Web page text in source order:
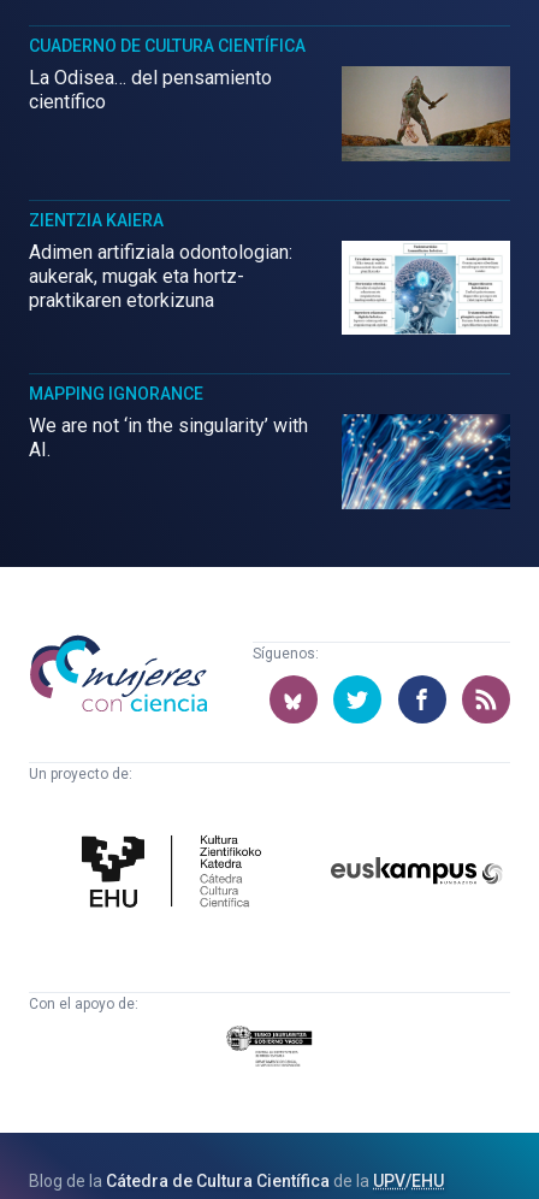
CUADERNO DE CULTURA CIENTÍFICA
La Odisea… del pensamiento
científico
ZIENTZIA KAIERA
Adimen artifiziala odontologian:
aukerak, mugak eta hortz-
praktikaren etorkizuna
MAPPING IGNORANCE
We are not ‘in the singularity’ with
AI.
Mujeres
con
ciencia
Síguenos:
Un proyecto de:
Cultura
Científica
Con el apoyo de:
Eusko
Jaurlaritza
eta
Blog de la Cátedra de Cultura Científica de la UPV/EHU